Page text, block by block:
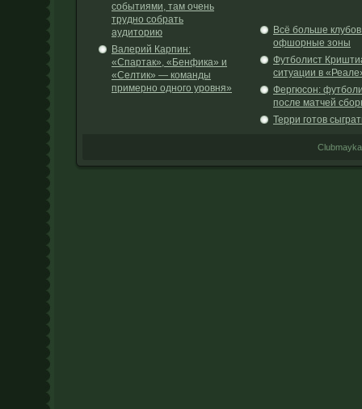
событиями, там очень
трудно собрать
аудиторию
Валерий Карпин:
«Спартак», «Бенфика» и
«Селтик» — команды
примерно одного уровня»
Всё больше
офшорные зоны
Футболист
ситуации в
Фергюсон:
после матчей
Терри готов